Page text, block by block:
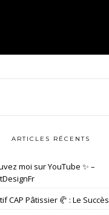
ARTICLES RÉCENTS
moi sur YouTube ✨ –
CAP Pâtissier 🥐 : Le Succès